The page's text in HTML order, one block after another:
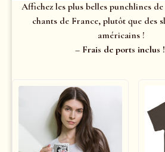
Affichez les plus belles punchlines
chants de France, plutôt que des
américains !
– Frais de ports inclus